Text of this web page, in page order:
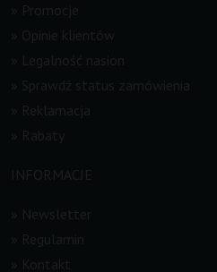
Promocje
Opinie klientów
Legalność nasion
Sprawdź status zamówienia
Reklamacja
Rabaty
INFORMACJE
Newsletter
Regulamin
Kontakt